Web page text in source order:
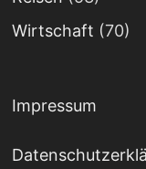
Wirtschaft (70)
Impressum